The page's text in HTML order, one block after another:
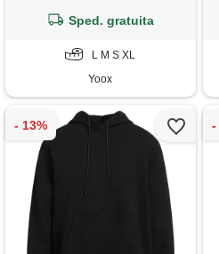
Sped. gratuita
L M S XL
Yoox